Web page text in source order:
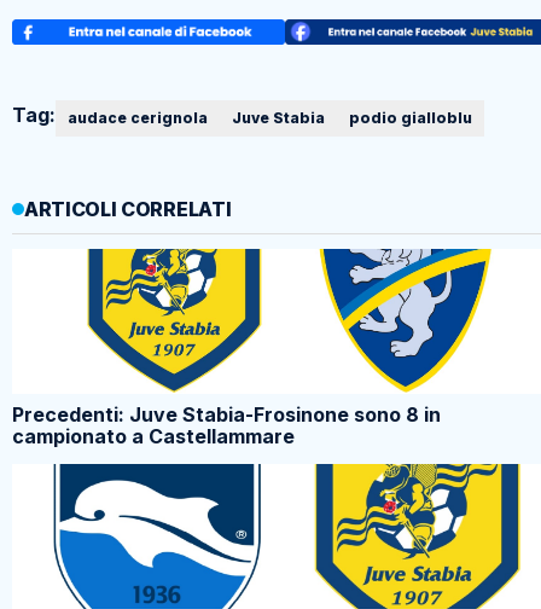
Tag: audace cerignola Juve Stabia podio gialloblu
ARTICOLI CORRELATI
Precedenti: Juve Stabia-Frosinone sono 8 in
campionato a Castellammare